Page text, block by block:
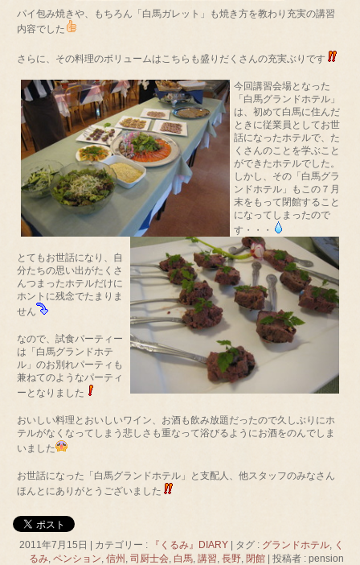
パイ包み焼きや、もちろん「白馬ガレット」も焼き方を教わり充実の講習
内容でした
さらに、その料理のボリュームはこちらも盛りだくさんの充実ぶりです
今回講習会場となった
「白馬グランドホテル」
は、初めて白馬に住んだ
ときに従業員としてお世
話になったホテルで、た
くさんのことを学ぶこと
ができたホテルでした。
しかし、その「白馬グラ
ンドホテル」もこの７月
末をもって閉館すること
になってしまったので
す・・・
とてもお世話になり、自
分たちの思い出がたくさ
んつまったホテルだけに
ホントに残念でたまりま
せん
なので、試食パーティー
は「白馬グランドホテ
ル」のお別れパーティも
兼ねてのようなパーティ
ーとなりました
おいしい料理とおいしいワイン、お酒も飲み放題だったので久しぶりにホ
テルがなくなってしまう悲しさも重なって浴びるようにお酒をのんでしま
いました
お世話になった「白馬グランドホテル」と支配人、他スタッフのみなさん
ほんとにありがとうございました
2011年7月15日 カテゴリー : 『くるみ』DIARY タグ : グランドホテル, く
るみ, ペンション, 信州 , 司厨士会, 白馬, 講習, 長野, 閉館
投稿者 : pension